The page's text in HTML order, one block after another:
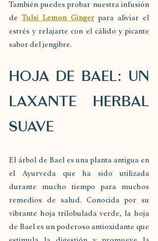
También puedes probar nuestra infusión
de Tulsi Lemon Ginger para aliviar el
estrés y relajarte con el cálido y picante
sabor del jengibre.
HOJA DE BAEL: UN
LAXANTE HERBAL
SUAVE
El árbol de Bael es una planta antigua en
el Ayurveda que ha sido utilizada
durante mucho tiempo para muchos
remedios de salud. Conocida por su
vibrante hoja trilobulada verde, la hoja
de Bael es un poderoso antioxidante que